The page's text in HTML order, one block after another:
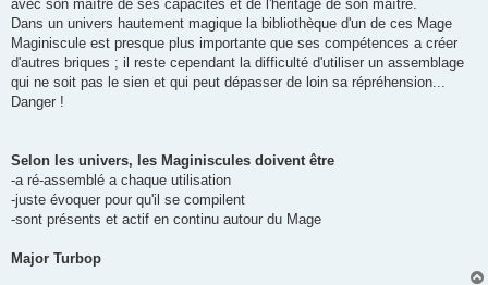
avec son maître de ses capacités et de l'héritage de son maître.
Dans un univers hautement magique la bibliothèque d'un de ces Mage
Maginiscule est presque plus importante que ses compétences a créer
d'autres briques ; il reste cependant la difficulté d'utiliser un assemblage
qui ne soit pas le sien et qui peut dépasser de loin sa répréhension...
Danger !
Selon les univers, les Maginiscules doivent être
-a ré-assemblé a chaque utilisation
-juste évoquer pour qu'il se compilent
-sont présents et actif en continu autour du Mage
Major Turbop